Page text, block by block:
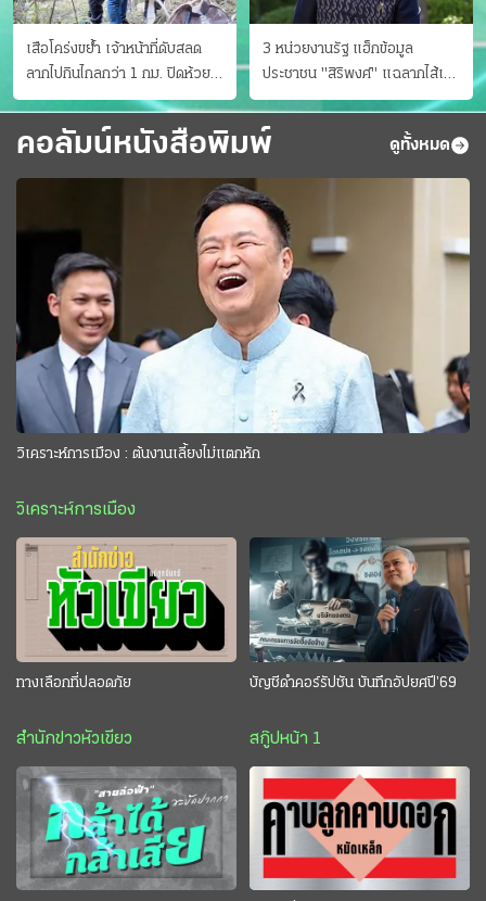
เสือโคร่งขย้ำ เจ้าหน้าที่ดับสลด
ลากไปกินไกลกว่า 1 กม. ปิดห้วย
ขาแข้งชั่วคราว
3 หน่วยงานรัฐ แฮ็กข้อมูล
ประชาชน "สิริพงศ์" แฉลากไส้เอง
"หนู" กอด "หนิม" สยบลือ
คอลัมน์หนังสือพิมพ์ ดูทั้งหมด
วิเคราะห์การเมือง : ต้นงานเลี้ยงไม่แตกหัก
วิเคราะห์การเมือง
ทางเลือกที่ปลอดภัย
สำนักข่าวหัวเขียว
บัญชีดำคอร์รัปชัน บันทึกอัปยศปี’69
สกู๊ปหน้า 1